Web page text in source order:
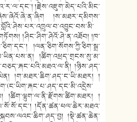
།རྗེས་འཇུག་མེད་པའི་མིང་
།ས་མཐར་དམིགས་
།ཤིང་ཤིག་ཤེའོ་ཤེ་ན་འཐོབ། །ཁ་
།ལན་ཅིག་སོགས་ཀྱི་ཅིག་སྒྲ་
།ཚིག་འཕྲད་གྲངས་སུ་མ་
།ཉིས་ཤད་
།ག་མཐར་ཆིག་ཤད་ང་ཡི་མཐར། །
།ཚིག་ལྷུག་ལ་ནི་རྫོགས་ཚིག་མཐར། །
།དོན་ཚན་ཕལ་ཆེར་མཐའ་
།སྡེ་ཚན་ཆེན་